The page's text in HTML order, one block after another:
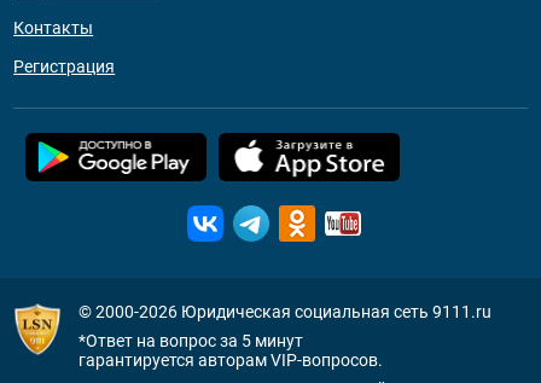
Контакты
Регистрация
© 2000-2026 Юридическая социальная сеть 9111.ru
*Ответ на вопрос за 5 минут
гарантируется авторам VIP-вопросов.